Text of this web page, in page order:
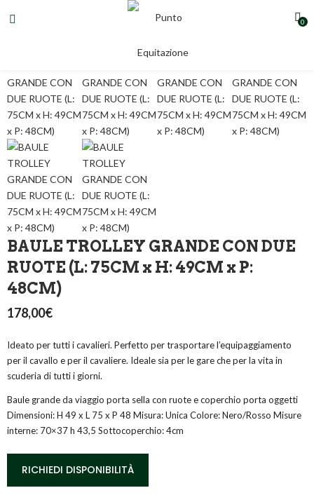
0
BAULE TROLLEY GRANDE CON DUE
RUOTE (L: 75CM x H: 49CM x P:
48CM)
178,00€
Ideato per tutti i cavalieri. Perfetto per trasportare l’equipaggiamento
per il cavallo e per il cavaliere. Ideale sia per le gare che per la vita in
scuderia di tutti i giorni.
Baule grande da viaggio porta sella con ruote e coperchio porta oggetti
Dimensioni: H 49 x L 75 x P 48 Misura: Unica Colore: Nero/Rosso Misure
interne: 70×37 h 43,5 Sottocoperchio: 4cm
RICHIEDI DISPONIBILITÀ